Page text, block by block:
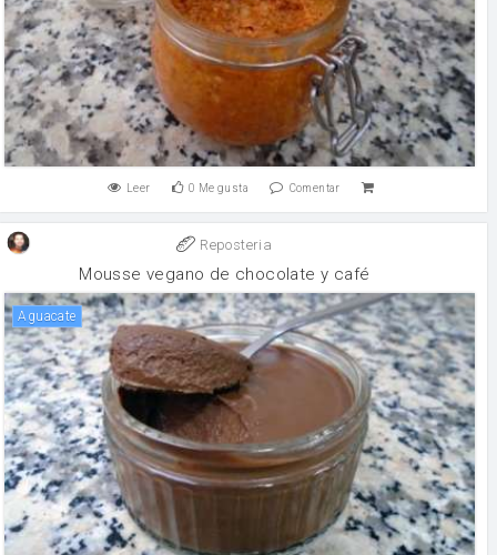
Leer 0 Me gusta Comentar
Reposteria
Mousse vegano de chocolate y café
Aguacate